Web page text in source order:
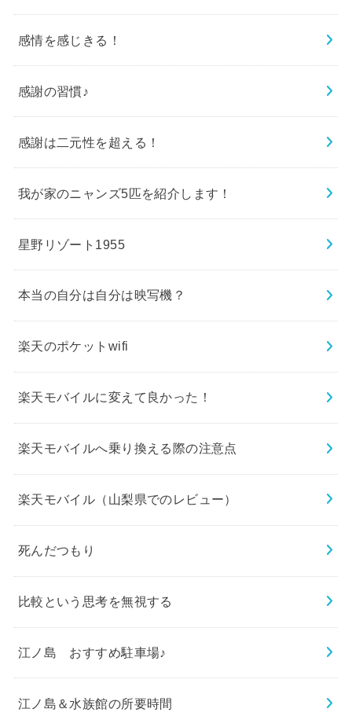
感情を感じきる！
感謝の習慣♪
感謝は二元性を超える！
我が家のニャンズ5匹を紹介します！
星野リゾート1955
本当の自分は自分は映写機？
楽天のポケットwifi
楽天モバイルに変えて良かった！
楽天モバイルへ乗り換える際の注意点
楽天モバイル（山梨県でのレビュー）
死んだつもり
比較という思考を無視する
江ノ島 おすすめ駐車場♪
江ノ島＆水族館の所要時間